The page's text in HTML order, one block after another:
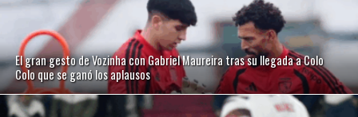
El gran gesto de Vozinha con Gabriel Maureira tras su llegada a Colo
Colo que se ganó los aplausos